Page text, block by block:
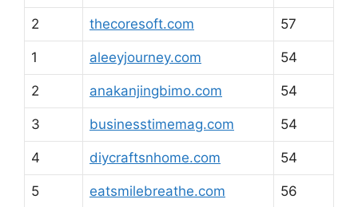
2 thecoresoft.com 57
1 aleeyjourney.com 54
2 anakanjingbimo.com 54
3 businesstimemag.com 54
4 diycraftsnhome.com 54
5 eatsmilebreathe.com 56